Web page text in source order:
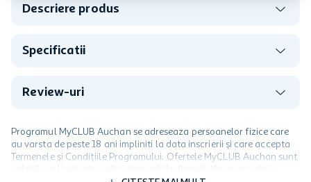
Aerosol All Ride pentru
In stoc
14,49lei 14,49lei